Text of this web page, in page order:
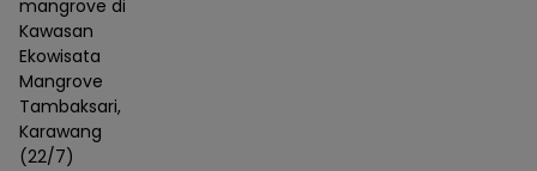
mangrove di
Kawasan
Ekowisata
Mangrove
Tambaksari,
Karawang
(22/7)